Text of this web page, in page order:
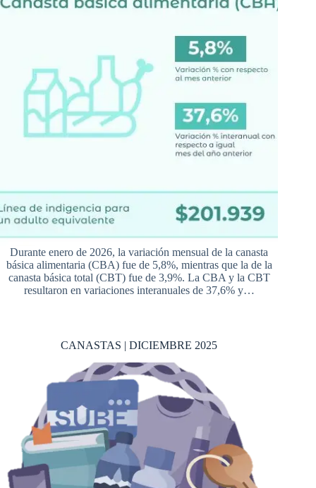
Durante enero de 2026, la variación mensual de la canasta
básica alimentaria (CBA) fue de 5,8%, mientras que la de la
canasta básica total (CBT) fue de 3,9%. La CBA y la CBT
resultaron en variaciones interanuales de 37,6% y…
CANASTAS | DICIEMBRE 2025